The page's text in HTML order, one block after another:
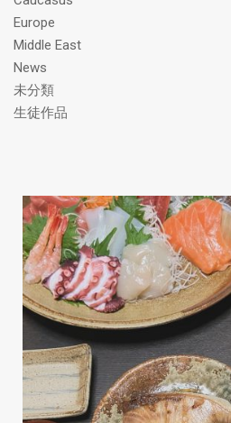
Europe
Middle East
News
未分類
生徒作品